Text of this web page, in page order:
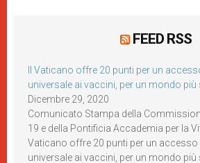
FEED RSS
Il Vaticano offre 20 punti per un
universale ai vaccini, per un mondo più
Dicembre 29, 2020
Comunicato Stampa della
19 e della Pontificia Accademia per la
Vaticano offre 20 punti per un accesso
universale ai vaccini, per un mondo più